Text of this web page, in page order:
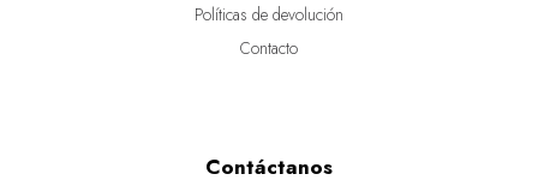
Políticas de devolución
Contacto
Contáctanos